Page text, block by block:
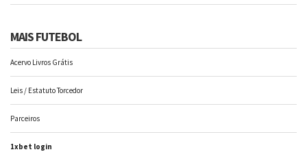
MAIS FUTEBOL
Acervo Livros Grátis
Leis / Estatuto Torcedor
Parceiros
1xbet login